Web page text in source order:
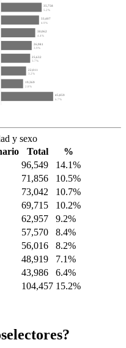
35,758
5.2%
33,407
4.9%
30,062
4.4%
26,981
3.9%
25,632
3.7%
22,011
3.2%
19,369
2.8%
45,859
6.7%
y sexo
Total
%
96,549
14.1%
71,856
10.5%
73,042
10.7%
69,715
10.2%
62,957
9.2%
57,570
8.4%
56,016
8.2%
48,919
7.1%
43,986
6.4%
104,457 15.2%
electores?